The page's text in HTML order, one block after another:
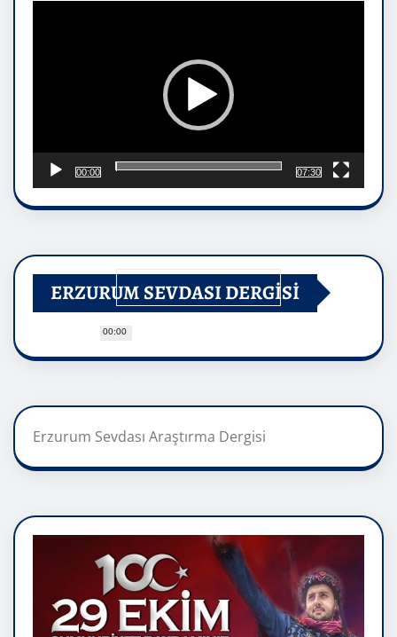
00:00
00:00
07:30
ERZURUM SEVDASI DERGİSİ
Erzurum Sevdası Araştırma Dergisi